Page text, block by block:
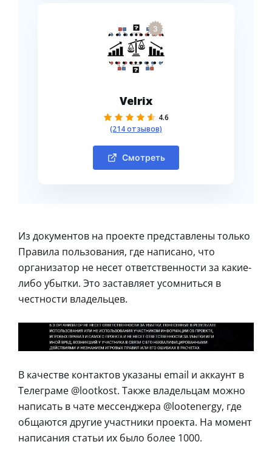
3
Velrix
4.6
(214 отзывов)
Смотреть
Из документов на проекте представлены только
Правила пользования, где написано, что
организатор не несет ответственности за какие-
либо убытки. Это заставляет усомниться в
честности владельцев.
В качестве контактов указаны email и аккаунт в
Телеграме @lootkost. Также владельцам можно
написать в чате мессенджера @lootenergy, где
общаются другие участники проекта. На момент
написания статьи их было более 1000.